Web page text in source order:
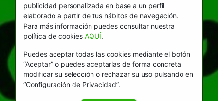
publicidad personalizada en base a un perfil
elaborado a partir de tus hábitos de navegación.
Para más información puedes consultar nuestra
política de cookies AQUÍ.
Puedes aceptar todas las cookies mediante el botón
“Aceptar” o puedes aceptarlas de forma concreta,
modificar su selección o rechazar su uso pulsando en
“Configuración de Privacidad”.